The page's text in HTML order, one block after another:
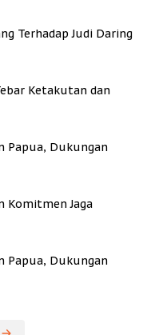
Terhadap Judi Daring
Ketakutan dan
Papua, Dukungan
Komitmen Jaga
Papua, Dukungan